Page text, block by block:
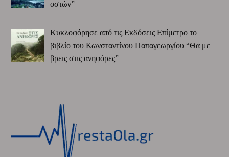
οστών”
Κυκλοφόρησε από τις Εκδόσεις Επίμετρο το
βιβλίο του Κωνσταντίνου Παπαγεωργίου “Θα με
βρεις στις ανηφόρες”